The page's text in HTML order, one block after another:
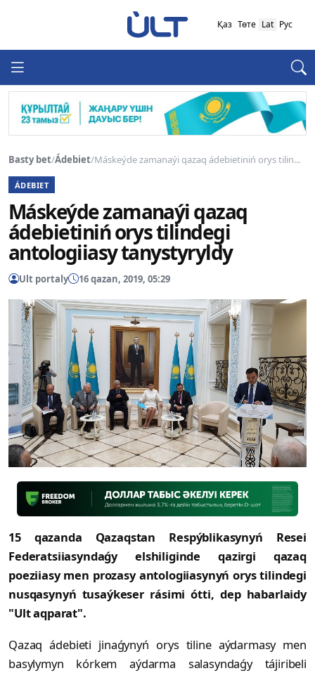
Қаз Төте Lat Рус
Basty bet/Ádebiet/Máskeýde zamanaýi qazaq ádebietiniń orys tilin...
ÁDEBIET
Máskeýde zamanaýi qazaq
ádebietiniń orys tilindegi
antologiiasy tanystyryldy
Ult portaly 16 qazan, 2019, 05:29
15 qazanda Qazaqstan Respýblikasynyń Resei
Federatsiiasyndaǵy elshiliginde qazirgi qazaq
poeziiasy men prozasy antologiiasynyń orys tilindegi
nusqasynyń tusaýkeser rásimi ótti, dep habarlaidy
"Ult aqparat".
Qazaq ádebieti jinaǵynyń orys tiline aýdarmasy men
basylymyn kórkem aýdarma salasyndaǵy tájiribeli